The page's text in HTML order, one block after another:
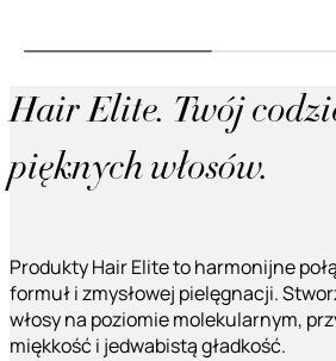
Hair Elite. Twój
pięknych włosów.
Produkty Hair Elite to harmonijne
formuł i zmysłowej pielęgnacji.
włosy na poziomie molekularnym,
miękkość i jedwabistą gładkość.